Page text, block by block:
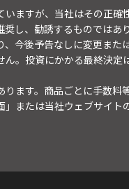
ますが、当社はその正
し、勧誘するものではあ
今後予告なしに変更また
。投資にかかる最終決
ます。商品ごとに手数料
」または当社ウェブサイト